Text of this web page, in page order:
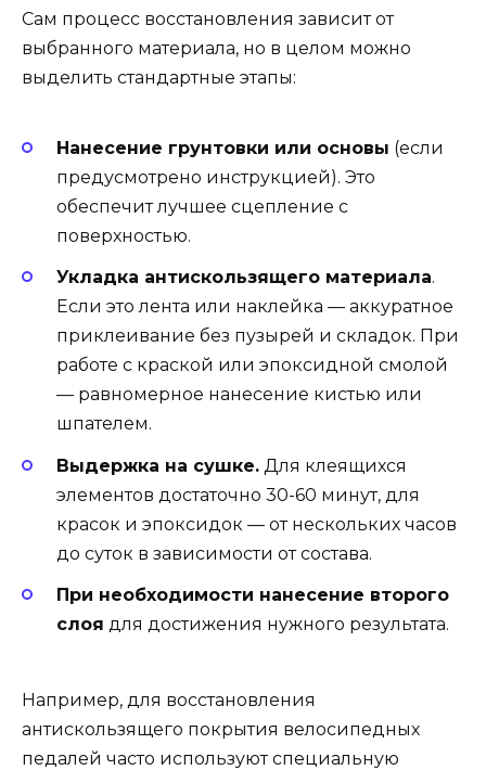
Сам процесс восстановления зависит от
выбранного материала, но в целом можно
выделить стандартные этапы:
Нанесение грунтовки или основы (если
предусмотрено инструкцией). Это
обеспечит лучшее сцепление с
поверхностью.
Укладка антискользящего материала.
Если это лента или наклейка — аккуратное
приклеивание без пузырей и складок. При
работе с краской или эпоксидной смолой
— равномерное нанесение кистью или
шпателем.
Выдержка на сушке. Для клеящихся
элементов достаточно 30-60 минут, для
красок и эпоксидок — от нескольких часов
до суток в зависимости от состава.
При необходимости нанесение второго
слоя для достижения нужного результата.
Например, для восстановления
антискользящего покрытия велосипедных
педалей часто используют специальную